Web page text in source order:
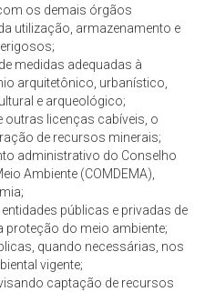
os demais órgãos
utilização, armazenamento e
medidas adequadas à
arquitetônico, urbanístico,
e arqueológico;
outras licenças cabíveis, o
de recursos minerais;
administrativo do Conselho
Ambiente (COMDEMA),
públicas e privadas de
proteção do meio ambiente;
quando necessárias, nos
vigente;
captação de recursos